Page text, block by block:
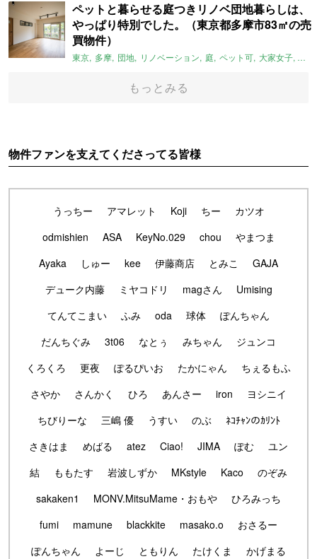
ペットと暮らせる庭つきリノベ団地暮らしは、
やっぱり特別でした。（東京都多摩市83㎡の売
買物件）
東京 多摩 団地 リノベーション 庭 ペット可 大家女子 団
もっとみる
物件ファンを支えてくださってる皆様
うっちー アマレット Koji ちー
カツオ
odmishien
ASA KeyNo.029 chou
やまつま
Ayaka
しゅー kee 伊藤商店 とみこ
GAJA
デューク内藤
ミヤコドリ magさん
Umising
てんてこまい
ふみ oda 球体
ぽんちゃん
だんちぐみ
3t06 なとぅ みちゃん
ジュンコ
くろくろ
更夜 ぽるぴいお たかにゃん
ちぇるもふ
さやか
さんかく ひろ あんさー iron
ヨシニイ
ちびりーな
三嶋 優 うすい のぶ
ﾈｺﾁｬﾝのｶﾘﾝﾄ
さきはま
めばる atez Ciao! JIMA ぽむ
ユン
結
ももたす 岩波しずか MKstyle Kaco
のぞみ
sakaken1
MONV.MitsuMame・おもや
ひろみっち
fumi
mamune blackkite masako.o
おさるー
ぽんちゃん
よーじ ともりん たけくま
かげまる